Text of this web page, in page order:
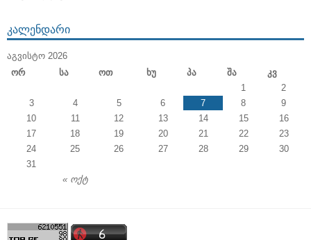
ᲙᲐᲚᲔᲜᲓᲐᲠᲘ
ᲐᲒᲕᲘᲡᲢᲝ 2026
Ორ
Სა Ოთ Ხუ Პა Შა Კვ
« ოქტ
1
2
3
4 5 6 7 8
9
10
11 12 13 14 15
16
17
18 19 20 21 22
23
24
25 26 27 28 29
30
31